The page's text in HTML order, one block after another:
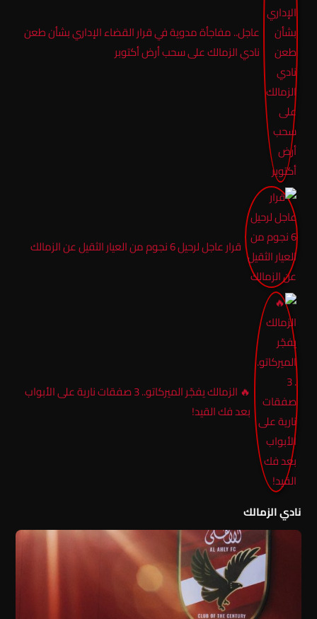
عاجل.. مفاجأة مدوية في قرار القضاء الإداري بشأن طعن
نادي الزمالك على سحب أرض أكتوبر
قرار عاجل لرحيل 6 نجوم من العيار الثقيل عن الزمالك
🔥 الزمالك يفجّر الميركاتو.. 3 صفقات نارية على الأبواب
بعد فك القيد!
نادي الزمالك